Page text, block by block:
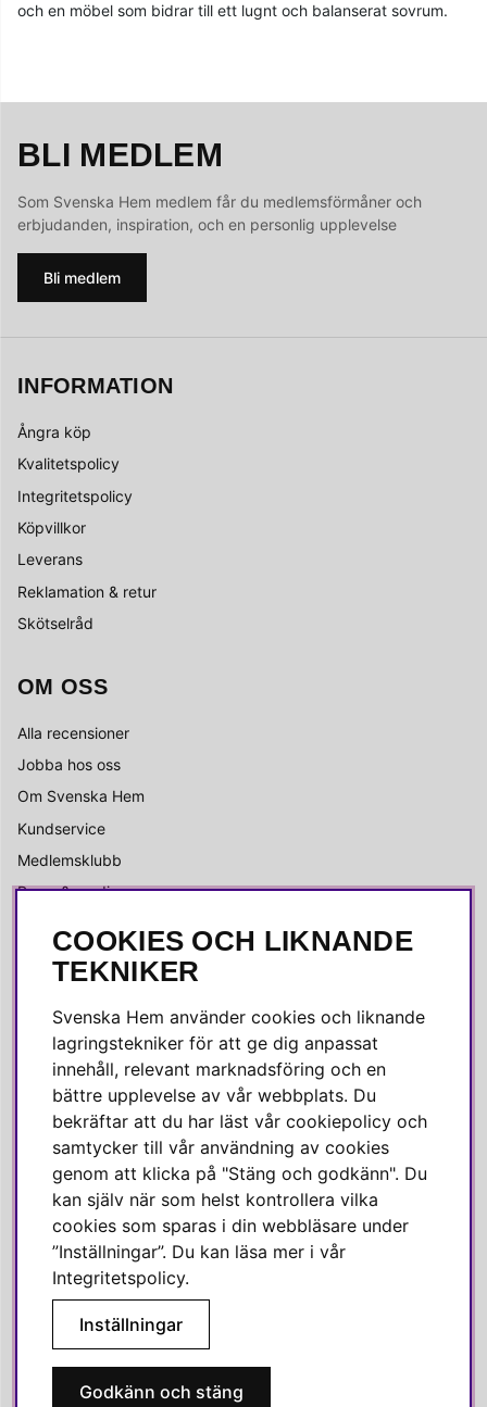
och en möbel som bidrar till ett lugnt och balanserat sovrum.
BLI MEDLEM
Som Svenska Hem medlem får du medlemsförmåner och
erbjudanden, inspiration, och en personlig upplevelse
Bli medlem
INFORMATION
Ångra köp
Kvalitetspolicy
Integritetspolicy
Köpvillkor
Leverans
Reklamation & retur
Skötselråd
OM OSS
Alla recensioner
Jobba hos oss
Om Svenska Hem
Kundservice
Medlemsklubb
Press & media
SOCIALA MEDIER
Instagram
Linkedin
Pinterest
SVENSKA HEM
Varmt välkommen till Svenska Hem!
Vi värdesätter våra kunder högt och finns här för att hjälpa dig
om du har några frågor eller vill ha inspiration.
010-35 00 610
E-post: e-handel@svenskahem.se
Våra butiker
COOKIES OCH LIKNANDE
TEKNIKER
Svenska Hem använder cookies och liknande
lagringstekniker för att ge dig anpassat
innehåll, relevant marknadsföring och en
bättre upplevelse av vår webbplats. Du
bekräftar att du har läst vår cookiepolicy och
samtycker till vår användning av cookies
genom att klicka på "Stäng och godkänn". Du
kan själv när som helst kontrollera vilka
cookies som sparas i din webbläsare under
”Inställningar”. Du kan läsa mer i vår
Integritetspolicy.
Inställningar
Godkänn och stäng